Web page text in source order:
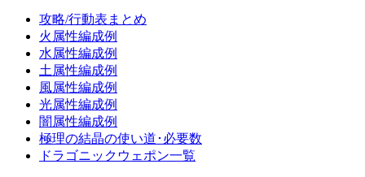
攻略/行動表まとめ
火属性編成例
水属性編成例
土属性編成例
風属性編成例
光属性編成例
闇属性編成例
極理の結晶の使い道･必要数
ドラゴニックウェポン一覧